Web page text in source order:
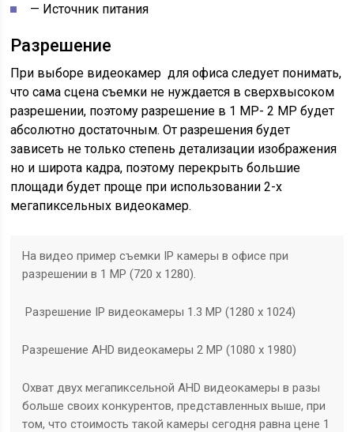
— Источник питания
Разрешение
При выборе видеокамер для офиса следует понимать,
что сама сцена съемки не нуждается в сверхвысоком
разрешении, поэтому разрешение в 1 MP- 2 MP будет
абсолютно достаточным. От разрешения будет
зависеть не только степень детализации изображения
но и широта кадра, поэтому перекрыть большие
площади будет проще при использовании 2-х
мегапиксельных видеокамер.
На видео пример съемки IP камеры в офисе при
разрешении в 1 MP (720 х 1280).
Разрешение IP видеокамеры 1.3 MP (1280 х 1024)
Разрешение AHD видеокамеры 2 MP (1080 х 1980)
Охват двух мегапиксельной AHD видеокамеры в разы
больше своих конкурентов, представленных выше, при
том, что стоимость такой камеры сегодня равна цене 1